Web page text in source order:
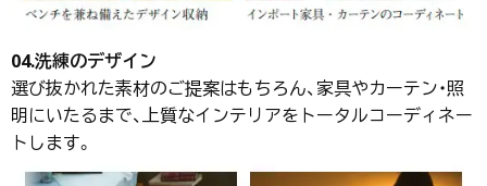
04.洗練のデザイン
選び抜かれた素材のご提案はもちろん、家具やカーテン・照
明にいたるまで、上質なインテリアをトータルコーディネー
トします。